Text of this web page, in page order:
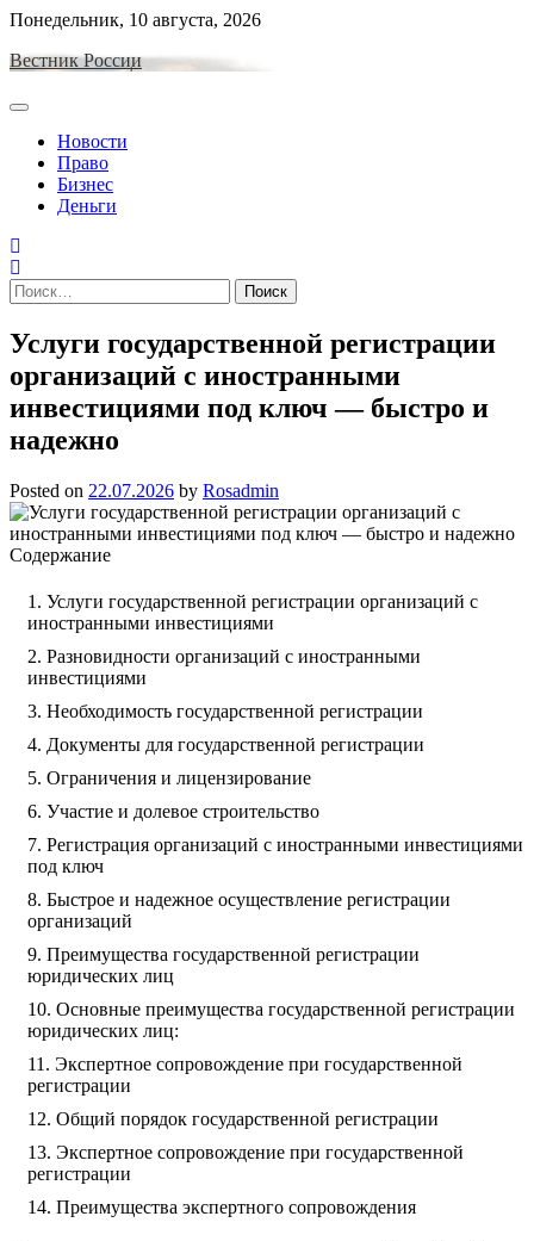
Skip
content
Понедельник, 10 августа, 2026
Вестник России
Новости
Право
Бизнес
Деньги
Найти:
Услуги государственной регистрации
организаций с иностранными
инвестициями под ключ — быстро и
надежно
Posted on 22.07.2026 by Rosadmin
Содержание
Услуги государственной регистрации организаций с
иностранными инвестициями
Разновидности организаций с иностранными
инвестициями
Необходимость государственной регистрации
Документы для государственной регистрации
Ограничения и лицензирование
Участие и долевое строительство
Регистрация организаций с иностранными инвестициями
под ключ
Быстрое и надежное осуществление регистрации
организаций
Преимущества государственной регистрации
юридических лиц
Основные преимущества государственной регистрации
юридических лиц:
Экспертное сопровождение при государственной
регистрации
Общий порядок государственной регистрации
Экспертное сопровождение при государственной
регистрации
Преимущества экспертного сопровождения